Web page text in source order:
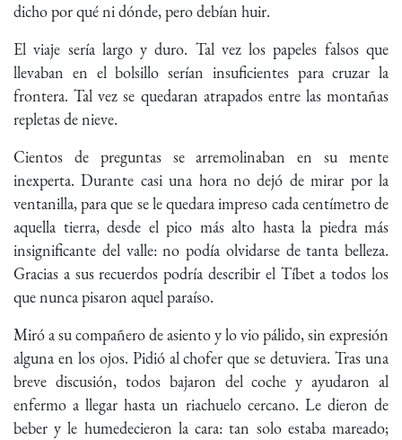
dicho por qué ni dónde, pero debían huir.
El viaje sería largo y duro. Tal vez los papeles falsos que
llevaban en el bolsillo serían insuficientes para cruzar la
frontera. Tal vez se quedaran atrapados entre las montañas
repletas de nieve.
Cientos de preguntas se arremolinaban en su mente
inexperta. Durante casi una hora no dejó de mirar por la
ventanilla, para que se le quedara impreso cada centímetro de
aquella tierra, desde el pico más alto hasta la piedra más
insignificante del valle: no podía olvidarse de tanta belleza.
Gracias a sus recuerdos podría describir el Tíbet a todos los
que nunca pisaron aquel paraíso.
Miró a su compañero de asiento y lo vio pálido, sin expresión
alguna en los ojos. Pidió al chofer que se detuviera. Tras una
breve discusión, todos bajaron del coche y ayudaron al
enfermo a llegar hasta un riachuelo cercano. Le dieron de
beber y le humedecieron la cara: tan solo estaba mareado;